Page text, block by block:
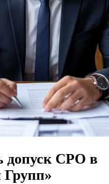
допуск СРО в
Групп»